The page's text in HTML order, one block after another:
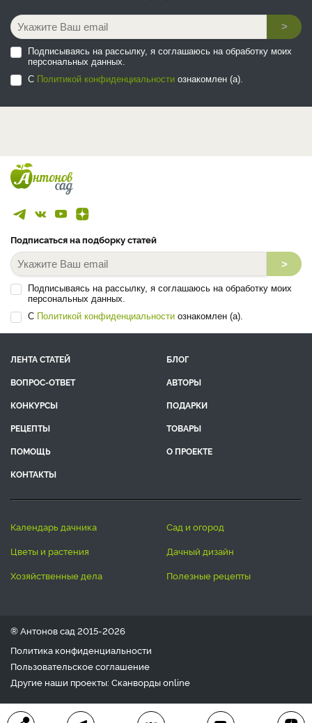
>
Подписываясь на рассылку, я соглашаюсь на обработку моих
персональных данных.
С Политикой конфиденциальности ознакомлен (а).
Подписаться на подборку статей
>
Подписываясь на рассылку, я соглашаюсь на обработку моих
персональных данных.
С Политикой конфиденциальности ознакомлен (а).
ЛЕНТА СТАТЕЙ
БЛОГ
ВОПРОС-ОТВЕТ
АВТОРЫ
КОНКУРСЫ
ПОДАРКИ
РЕЦЕПТЫ
ТОВАРЫ
ПОМОЩЬ
О ПРОЕКТЕ
КОНТАКТЫ
календарь дачника
сад и огород
цветы и растения
дачный дизайн
хозяйственные дела
полезные рецепты
® Антонов сад 2015-2026
Политика конфиденциальности
Пользовательское соглашение
Другие наши проекты: Сканвордыonline
Любое использование материала допускается только с
письменного согласия редакции